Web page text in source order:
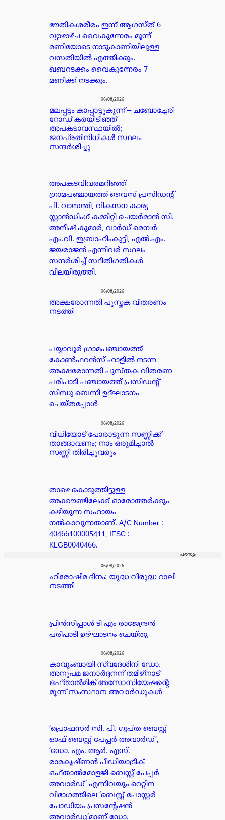
ഭൗതികശരീരം ഇന്ന് ആഗസ്ത് 6
വ്യാഴാഴ്ച വൈകുന്നേരം മൂന്ന്
മണിയോടെ നാടുകാണിയിലുള്ള
വസതിയിൽ എത്തിക്കും.
ഖബറടക്കം വൈകുന്നേരം 7
മണിക്ക് നടക്കും.
06/08/2026
മലപ്പട്ടം കാപ്പാട്ടുകുന്ന് – ചബോച്ചേരി
റോഡ് കരയിടിഞ്ഞ്
അപകടാവസ്ഥയിൽ;
ജനപ്രതിനിധികൾ സ്ഥലം
സന്ദർശിച്ചു
അപകടവിവരമറിഞ്ഞ്
ഗ്രാമപഞ്ചായത്ത് വൈസ് പ്രസിഡന്റ്
പി. വാസന്തി, വികസന കാര്യ
സ്റ്റാൻഡിംഗ് കമ്മിറ്റി ചെയർമാൻ സി.
അനീഷ് കുമാർ, വാർഡ് മെമ്പർ
എം.വി. ഇബ്രാഹിംകുട്ടി, എൽ.എം.
ജയരാജൻ എന്നിവർ സ്ഥലം
സന്ദർശിച്ച് സ്ഥിതിഗതികൾ
വിലയിരുത്തി.
06/08/2026
അക്ഷരോന്നതി പുസ്തക വിതരണം
നടത്തി
പയ്യാവൂർ ഗ്രാമപഞ്ചായത്ത്
കോൺഫറൻസ് ഹാളിൽ നടന്ന
അക്ഷരോന്നതി പുസ്തക വിതരണ
പരിപാടി പഞ്ചായത്ത് പ്രസിഡൻ്റ്
സിന്ധു ബെന്നി ഉദ്ഘാടനം
ചെയ്തപ്പോൾ
06/08/2026
വിധിയോട് പോരാടുന്ന സണ്ണിക്ക്
താങ്ങാവണം; നാം ഒരുമിച്ചാൽ
സണ്ണി തിരിച്ചുവരും
താഴെ കൊടുത്തിട്ടുള്ള
അക്കൗണ്ടിലേക്ക് ഓരോത്തർക്കും
കഴിയുന്ന സഹായം
നൽകാവുന്നതാണ്. A/C Number :
40466100005411, IFSC :
KLGB0040466.
പരസ്യം
06/08/2026
ഹിരോഷിമ ദിനം: യുദ്ധ വിരുദ്ധ റാലി
നടത്തി
പ്രിൻസിപ്പാൾ ടി എം രാജേന്ദ്രൻ
പരിപാടി ഉദ്ഘാടനം ചെയ്തു
06/08/2026
കാവുംബായി സ്വദേശിനി ഡോ.
അനുപമ ജനാർദ്ദനന് തമിഴ്‌നാട്
ഒഫ്താൽമിക് അസോസിയേഷന്റെ
മൂന്ന് സംസ്ഥാന അവാർഡുകൾ
‘പ്രൊഫസർ സി. പി. ഗുപ്ത ബെസ്റ്റ്
ഓഫ് ബെസ്റ്റ് പേപ്പർ അവാർഡ്’,
‘ഡോ. എം. ആർ. എസ്.
രാമകൃഷ്ണൻ പീഡിയാട്രിക്
ഒഫ്താൽമോളജി ബെസ്റ്റ് പേപ്പർ
അവാർഡ്’ എന്നിവയും റെറ്റിന
വിഭാഗത്തിലെ ‘ബെസ്റ്റ് പോസ്റ്റർ
പോഡിയം പ്രസന്റേഷൻ
അവാർഡു’മാണ് ഡോ.